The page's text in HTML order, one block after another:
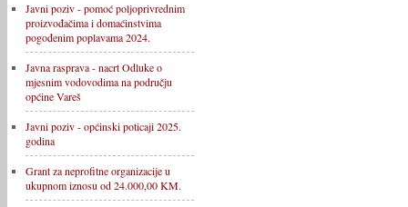
Javni poziv - pomoć poljoprivrednim
proizvođačima i domaćinstvima
pogođenim poplavama 2024.
Javna rasprava - nacrt Odluke o
mjesnim vodovodima na području
općine Vareš
Javni poziv - općinski poticaji 2025.
godina
Grant za neprofitne organizacije u
ukupnom iznosu od 24.000,00 KM.